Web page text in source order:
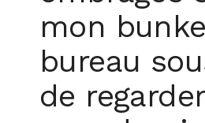
mon
bureau
de